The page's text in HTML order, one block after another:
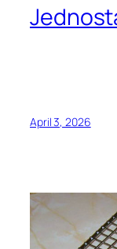
April 3, 2026